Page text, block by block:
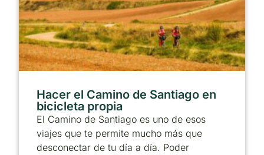
Hacer el Camino de Santiago en
bicicleta propia
El Camino de Santiago es uno de esos
viajes que te permite mucho más que
desconectar de tu día a día. Poder